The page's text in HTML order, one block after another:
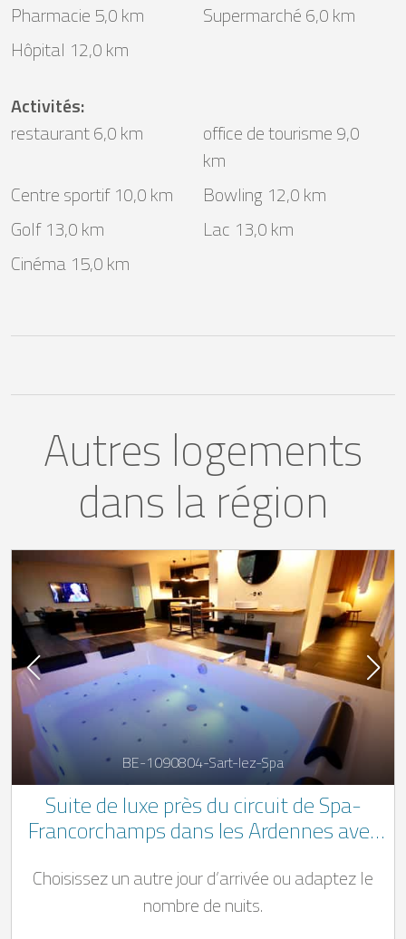
Pharmacie 5,0 km
Supermarché 6,0 km
Hôpital 12,0 km
Activités:
restaurant 6,0 km
office de tourisme 9,0
km
Centre sportif 10,0 km
Bowling 12,0 km
Golf 13,0 km
Lac 13,0 km
Cinéma 15,0 km
Autres logements
dans la région
BE-1090804-Sart-lez-Spa
Suite de luxe près du circuit de Spa-
Francorchamps dans les Ardennes avec
Choisissez un autre jour d’arrivée ou adaptez le
nombre de nuits.